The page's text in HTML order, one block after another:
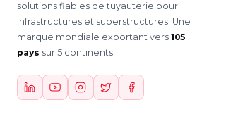
solutions fiables de tuyauterie pour
infrastructures et superstructures. Une
marque mondiale exportant vers 105
pays sur 5 continents.